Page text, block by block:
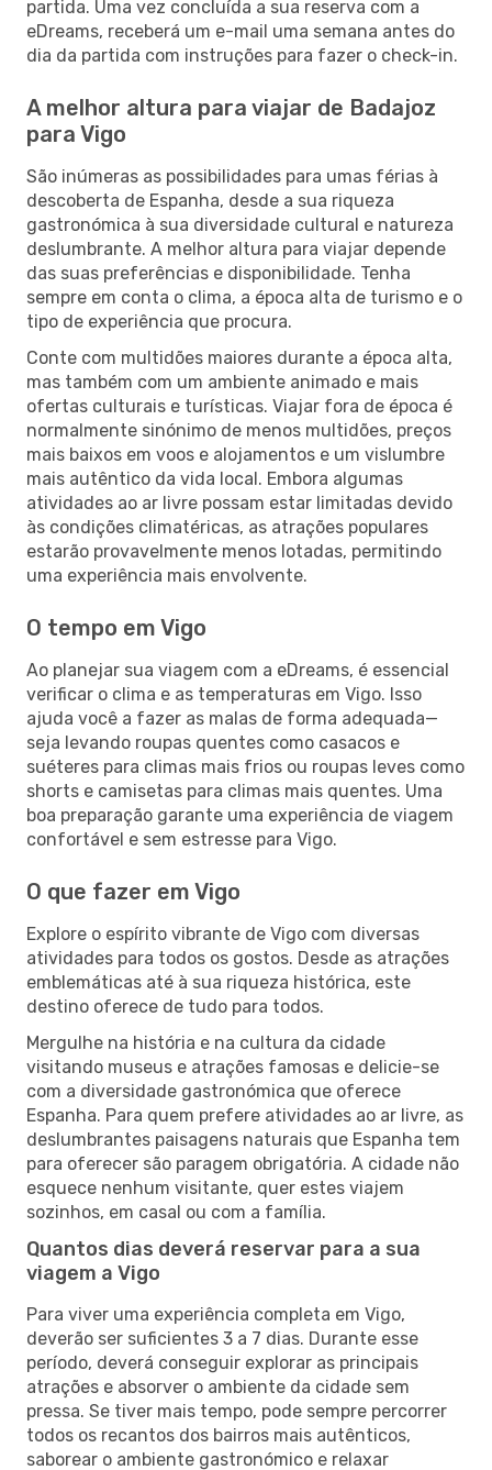
partida. Uma vez concluída a sua reserva com a
eDreams, receberá um e-mail uma semana antes do
dia da partida com instruções para fazer o check-in.
A melhor altura para viajar de Badajoz
para Vigo
São inúmeras as possibilidades para umas férias à
descoberta de Espanha, desde a sua riqueza
gastronómica à sua diversidade cultural e natureza
deslumbrante. A melhor altura para viajar depende
das suas preferências e disponibilidade. Tenha
sempre em conta o clima, a época alta de turismo e o
tipo de experiência que procura.
Conte com multidões maiores durante a época alta,
mas também com um ambiente animado e mais
ofertas culturais e turísticas. Viajar fora de época é
normalmente sinónimo de menos multidões, preços
mais baixos em voos e alojamentos e um vislumbre
mais autêntico da vida local. Embora algumas
atividades ao ar livre possam estar limitadas devido
às condições climatéricas, as atrações populares
estarão provavelmente menos lotadas, permitindo
uma experiência mais envolvente.
O tempo em Vigo
Ao planejar sua viagem com a eDreams, é essencial
verificar o clima e as temperaturas em Vigo. Isso
ajuda você a fazer as malas de forma adequada—
seja levando roupas quentes como casacos e
suéteres para climas mais frios ou roupas leves como
shorts e camisetas para climas mais quentes. Uma
boa preparação garante uma experiência de viagem
confortável e sem estresse para Vigo.
O que fazer em Vigo
Explore o espírito vibrante de Vigo com diversas
atividades para todos os gostos. Desde as atrações
emblemáticas até à sua riqueza histórica, este
destino oferece de tudo para todos.
Mergulhe na história e na cultura da cidade
visitando museus e atrações famosas e delicie-se
com a diversidade gastronómica que oferece
Espanha. Para quem prefere atividades ao ar livre, as
deslumbrantes paisagens naturais que Espanha tem
para oferecer são paragem obrigatória. A cidade não
esquece nenhum visitante, quer estes viajem
sozinhos, em casal ou com a família.
Quantos dias deverá reservar para a sua
viagem a Vigo
Para viver uma experiência completa em Vigo,
deverão ser suficientes 3 a 7 dias. Durante esse
período, deverá conseguir explorar as principais
atrações e absorver o ambiente da cidade sem
pressa. Se tiver mais tempo, pode sempre percorrer
todos os recantos dos bairros mais autênticos,
saborear o ambiente gastronómico e relaxar